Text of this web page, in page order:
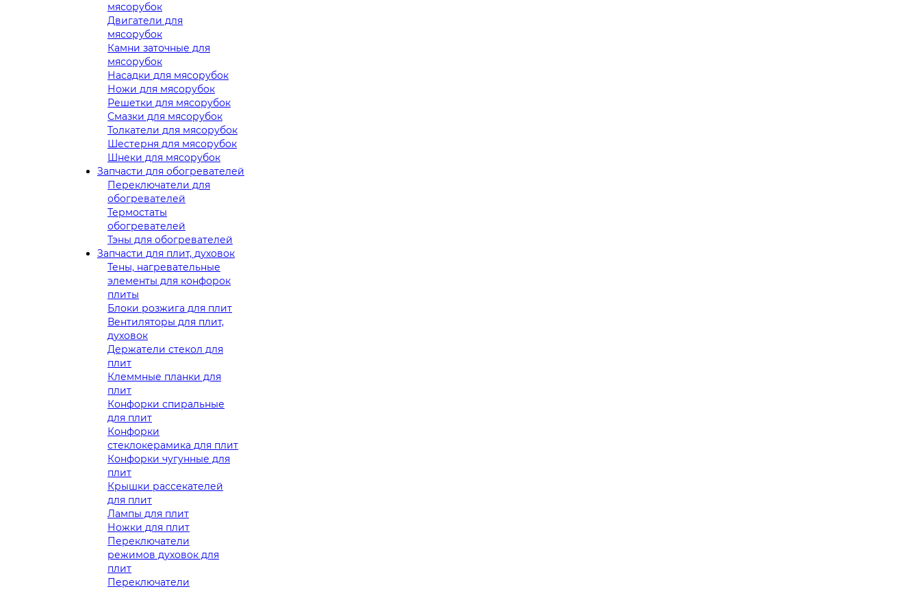
мясорубок
Двигатели для
мясорубок
Камни заточные для
мясорубок
Насадки для мясорубок
Ножи для мясорубок
Решетки для мясорубок
Смазки для мясорубок
Толкатели для мясорубок
Шестерня для мясорубок
Шнеки для мясорубок
Запчасти для обогревателей
Переключатели для
обогревателей
Термостаты
обогревателей
Тэны для обогревателей
Запчасти для плит, духовок
Тены, нагревательные
элементы для конфорок
плиты
Блоки розжига для плит
Вентиляторы для плит,
духовок
Держатели стекол для
плит
Клеммные планки для
плит
Конфорки спиральные
для плит
Конфорки
стеклокерамика для плит
Конфорки чугунные для
плит
Крышки рассекателей
для плит
Лампы для плит
Ножки для плит
Переключатели
режимов духовок для
плит
Переключатели